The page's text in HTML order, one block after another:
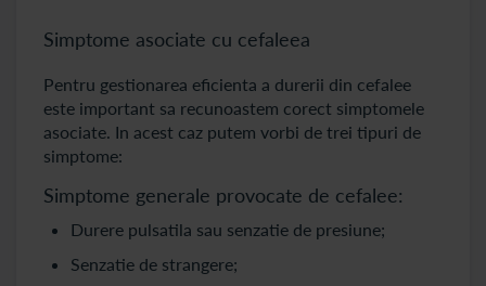
Simptome asociate cu cefaleea
Pentru gestionarea eficienta a durerii din cefalee
este important sa recunoastem corect simptomele
asociate. In acest caz putem vorbi de trei tipuri de
simptome:
Simptome generale provocate de cefalee:
Durere pulsatila sau senzatie de presiune;
Senzatie de strangere;